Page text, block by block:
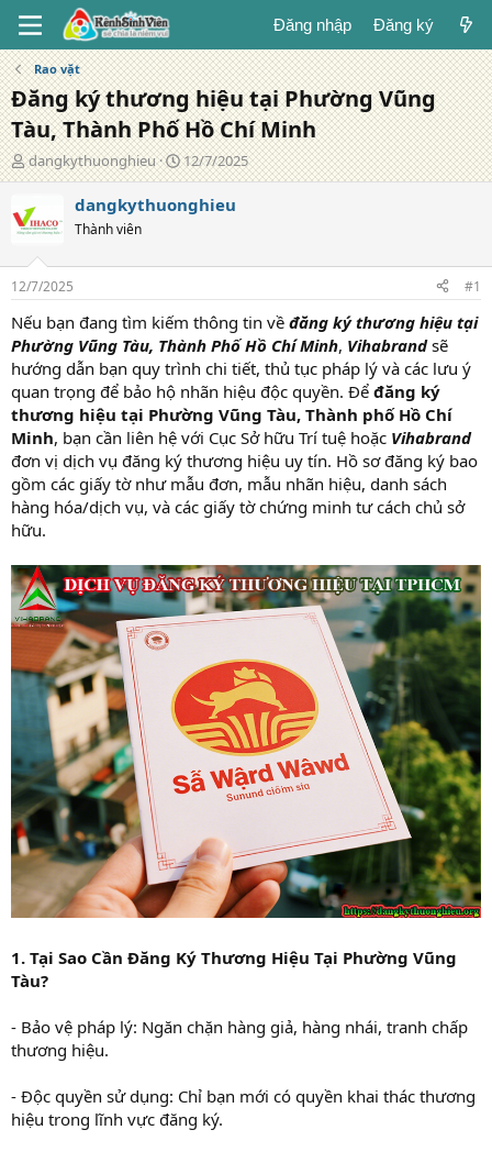
Đăng nhập Đăng ký
Rao vặt
Đăng ký thương hiệu tại Phường Vũng
Tàu, Thành Phố Hồ Chí Minh
T
á
g
i
ả
dangkythuonghieu
N
g
à
y
g
12/7/2025
dangkythuonghieu
Thành viên
12/7/2025 #1
Nếu bạn đang tìm kiếm thông tin về đăng ký thương hiệu tại
Phường Vũng Tàu, Thành Phố Hồ Chí Minh, Vihabrandsẽ
hướng dẫn bạn quy trình chi tiết, thủ tục pháp lý và các lưu ý
quan trọng để bảo hộ nhãn hiệu độc quyền. Để đăng ký
thương hiệu tại Phường Vũng Tàu, Thành phố Hồ Chí
Minh, bạn cần liên hệ với Cục Sở hữu Trí tuệ hoặc Vihabrand
đơn vị dịch vụ đăng ký thương hiệu uy tín. Hồ sơ đăng ký bao
gồm các giấy tờ như mẫu đơn, mẫu nhãn hiệu, danh sách
hàng hóa/dịch vụ, và các giấy tờ chứng minh tư cách chủ sở
hữu.
1. Tại Sao Cần Đăng Ký Thương Hiệu Tại Phường Vũng
Tàu?
- Bảo vệ pháp lý: Ngăn chặn hàng giả, hàng nhái, tranh chấp
thương hiệu.
- Độc quyền sử dụng: Chỉ bạn mới có quyền khai thác thương
hiệu trong lĩnh vực đăng ký.